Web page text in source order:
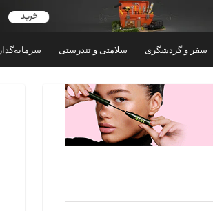
سفر و گردشگری سلامتی و تندرستی